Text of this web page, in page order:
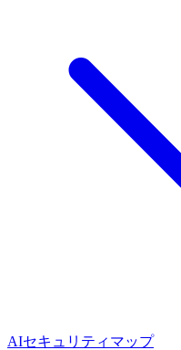
AIセキュリティマップ